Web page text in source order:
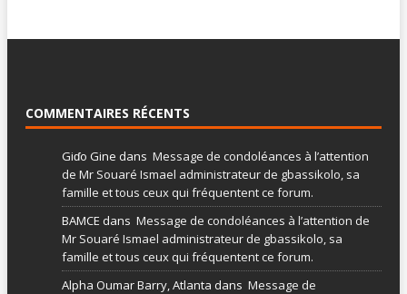
COMMENTAIRES RÉCENTS
Giɗo Gine dans Message de condoléances à l’attention
de Mr Souaré Ismael administrateur de gbassikolo, sa
famille et tous ceux qui fréquentent ce forum.
BAMCE dans Message de condoléances à l’attention de
Mr Souaré Ismael administrateur de gbassikolo, sa
famille et tous ceux qui fréquentent ce forum.
Alpha Oumar Barry, Atlanta dans Message de